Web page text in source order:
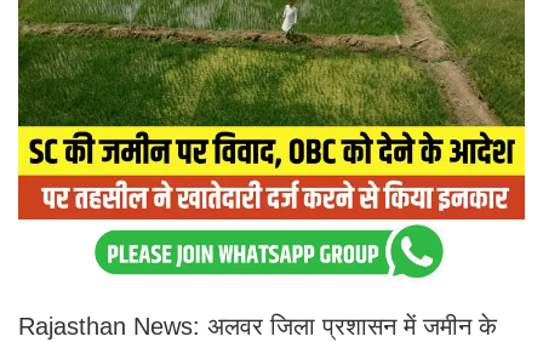
Rajasthan News: अलवर जिला प्रशासन में जमीन के